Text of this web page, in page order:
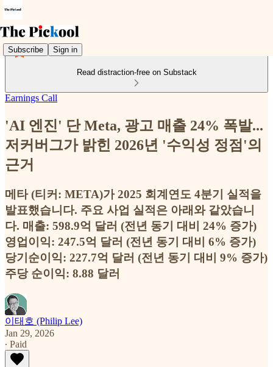
Subscribe Sign in
Read distraction-free on Substack
Earnings Call
'AI 엔진' 단 Meta, 광고 매출 24% 폭발...
저커버그가 밝힌 2026년 '수익성 정점'의
근거
메타 (티커: META)가 2025 회계연도 4분기 실적을
발표했습니다. 주요 사업 실적은 아래와 같았습니
다. 매출: 598.9억 달러 (전년 동기 대비 24% 증가)
영업이익: 247.5억 달러 (전년 동기 대비 6% 증가)
당기순이익: 227.7억 달러 (전년 동기 대비 9% 증가)
주당 순이익: 8.88 달러
이태호 (Philip Lee)
Jan 29, 2026
∙ Paid